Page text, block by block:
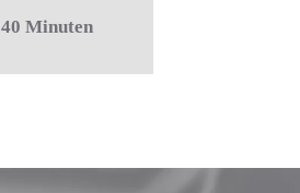
40 Minuten